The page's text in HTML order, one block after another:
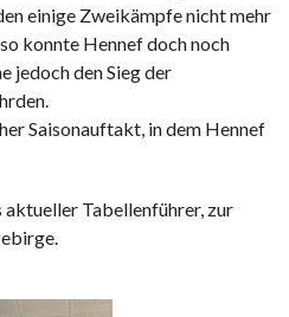
einige Zweikämpfe nicht mehr
konnte Hennef doch noch
jedoch den Sieg der
Saisonauftakt, in dem Hennef
aktueller Tabellenführer, zur